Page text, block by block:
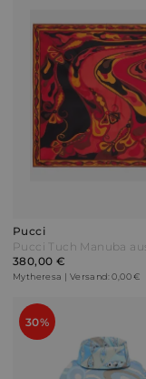
Pucci
380,00 €
Mytheresa | Versand: 0,00 €
30%